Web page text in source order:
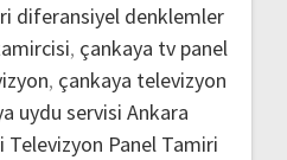
diferansiyel denklemler
, çankaya tv panel
, çankaya televizyon
uydu servisi Ankara
Televizyon Panel Tamiri